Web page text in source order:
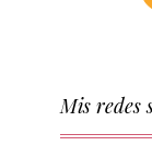
Mis redes